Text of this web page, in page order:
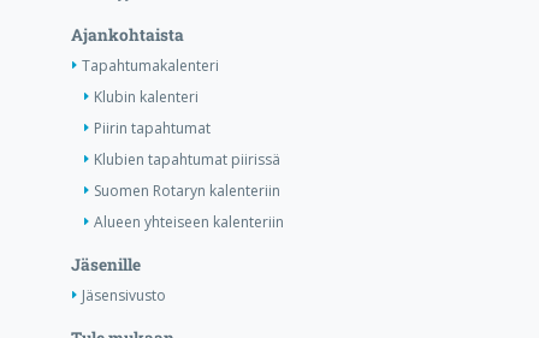
Ajankohtaista
Tapahtumakalenteri
Klubin kalenteri
Piirin tapahtumat
Klubien tapahtumat piirissä
Suomen Rotaryn kalenteriin
Alueen yhteiseen kalenteriin
Jäsenille
Jäsensivusto